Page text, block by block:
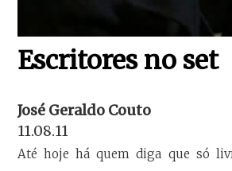
Escritores no set
José Geraldo Couto
11.08.11
Até hoje há quem diga que só